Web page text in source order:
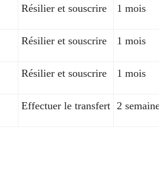
Résilier et souscrire 1 mois
Résilier et souscrire 1 mois
Résilier et souscrire 1 mois
Effectuer le transfert 2 semaines